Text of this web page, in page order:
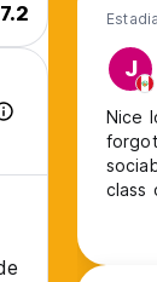
7.2
J
Nice
class